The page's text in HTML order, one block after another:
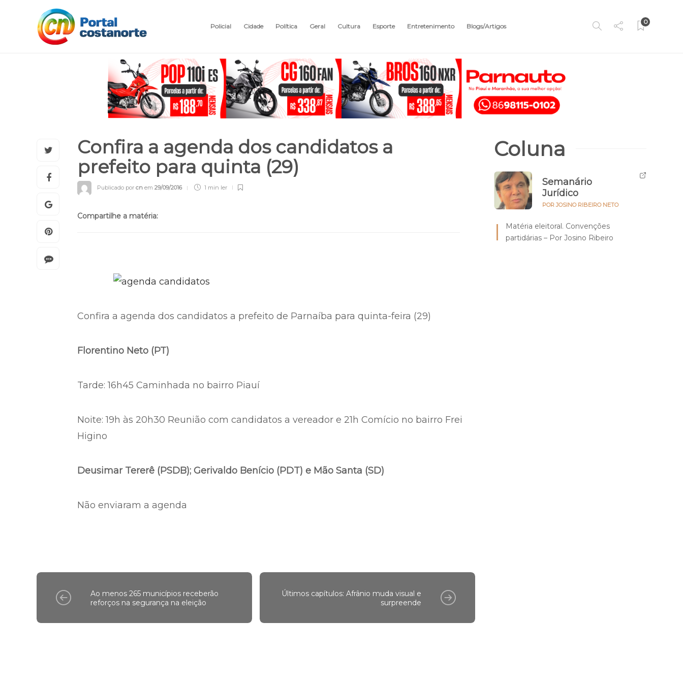
Policial Cidade Política Geral Cultura Esporte Entretenimento Blogs/Artigos
0
Confira a agenda dos candidatos a
prefeito para quinta (29)
Publicado por cn em 29/09/2016 1 min ler
Compartilhe a matéria:
Confira a agenda dos candidatos a prefeito de Parnaíba para quinta-feira (29)
Florentino Neto (PT)
Tarde: 16h45 Caminhada no bairro Piauí
Noite: 19h às 20h30 Reunião com candidatos a vereador e 21h Comício no bairro Frei
Higino
Deusimar Tererê (PSDB); Gerivaldo Benício (PDT) e Mão Santa (SD)
Não enviaram a agenda
Ao menos 265 municípios receberão
reforços na segurança na eleição
Últimos capítulos: Afrânio muda visual e
surpreende
Coluna
Semanário
Jurídico
POR JOSINO RIBEIRO NETO
Matéria eleitoral. Convenções
partidárias – Por Josino Ribeiro